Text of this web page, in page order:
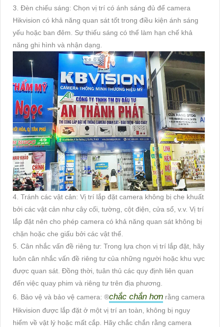
3. Đèn chiếu sáng: Chọn vị trí có ánh sáng đủ để camera
Hikvision có khả năng quan sát tốt trong điều kiện ánh sáng
yếu hoặc ban đêm. Sự thiếu sáng có thể làm hạn chế khả
năng ghi hình và nhận dạng.
4. Tránh các vật cản: Vị trí lắp đặt camera không bị che khuất
bởi các vật cản như cây cối, tường, cột điện, cửa sổ, v.v. Vị trí
lắp đặt nên cho phép camera có khả năng quan sát không bị
chặn hoặc che giấu bởi các vật thể.
5. Cân nhắc vấn đề riêng tư: Trong lựa chọn vị trí lắp đặt, hãy
luôn cân nhắc vấn đề riêng tư của những người hoặc khu vực
được quan sát. Đồng thời, tuân thủ các quy định liên quan
đến việc quay phim và riêng tư trên địa phương.
6. Bảo vệ và bảo vệ camera: ®️chắc chắn hơn rằng camera
Hikvision được lắp đặt ở một vị trí an toàn, không bị nguy
hiểm về vật lý hoặc mất cắp. Hãy chắc chắn rằng camera